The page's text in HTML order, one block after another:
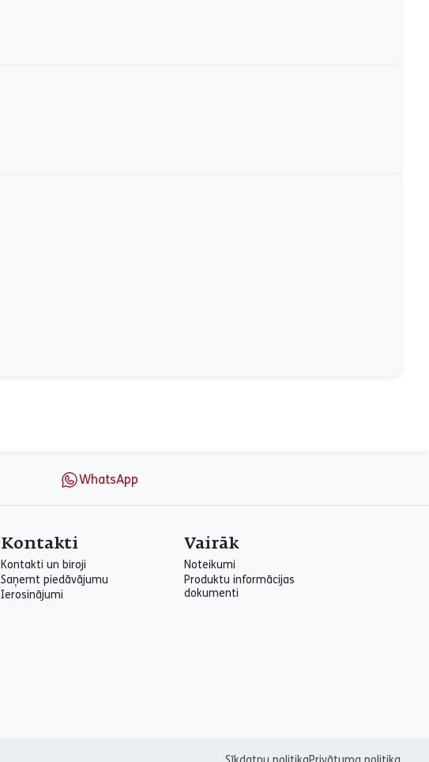
WhatsApp
Kontakti
Kontakti un biroji
Saņemt piedāvājumu
Ierosinājumi
Vairāk
Noteikumi
Produktu informācijas
dokumenti